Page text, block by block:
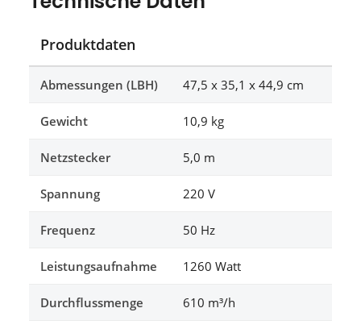
Produktdaten
Abmessungen (LBH) 47,5 x 35,1 x 44,9 cm
Gewicht 10,9 kg
Netzstecker 5,0 m
Spannung 220 V
Frequenz 50 Hz
Leistungsaufnahme 1260 Watt
Durchflussmenge 610 m³/h